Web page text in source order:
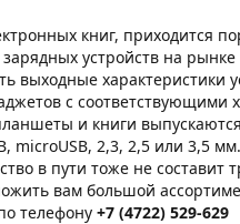
книг, приходится
устройств на
выходные
с
и книги
microUSB, 2,3, 2,5 или 3,5
в пути тоже не составит
вам большой
телефону +7 (4722) 529-629